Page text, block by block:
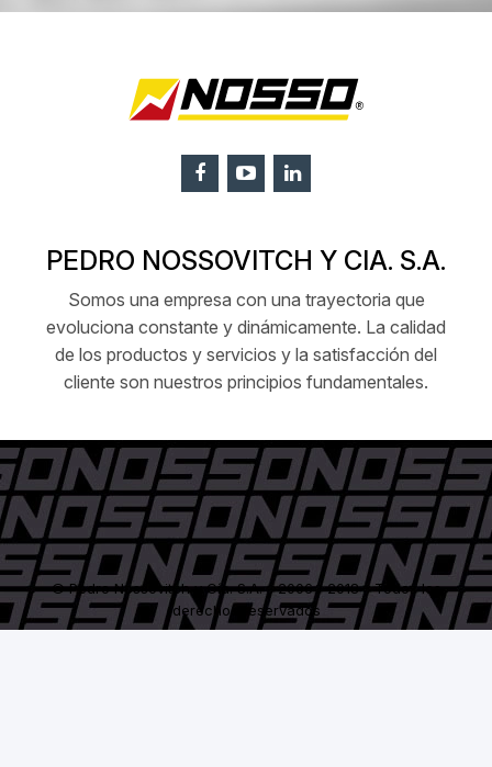
PEDRO NOSSOVITCH Y CIA. S.A.
Somos una empresa con una trayectoria que
evoluciona constante y dinámicamente. La calidad
de los productos y servicios y la satisfacción del
cliente son nuestros principios fundamentales.
© Pedro Nossovitch y Cía. S.A. - 2006 / 2018 - Todos los
derechos reservados